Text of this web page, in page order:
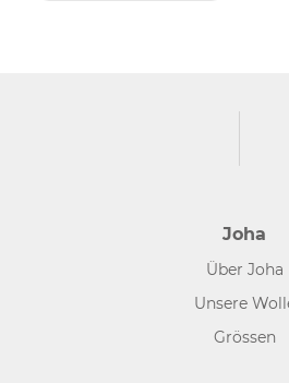
Joha
Über Joha
Unsere
Grössen